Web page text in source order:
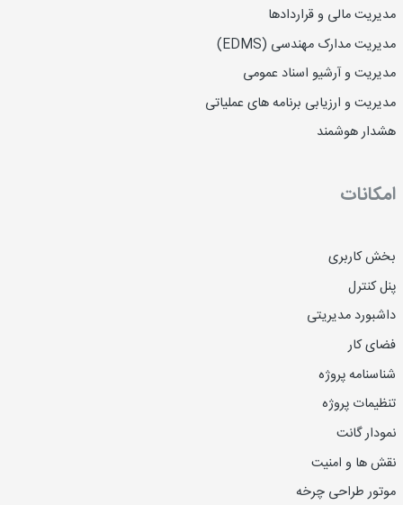
مدیریت مالی و قراردادها
مدیریت مدارک مهندسی (EDMS)
مدیریت و آرشیو اسناد عمومی
مدیریت و ارزیابی برنامه های عملیاتی
هشدار هوشمند
امکانات
بخش کاربری
پنل کنترل
داشبورد مدیریتی
فضای کار
شناسنامه پروژه
تنظیمات پروژه
نمودار گانت
نقش ها و امنیت
موتور طراحی چرخه